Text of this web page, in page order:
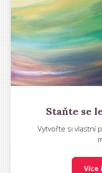
Staňte se
Vytvořte si vlastní
Více